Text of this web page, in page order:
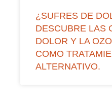
¿SUFRES DE
DESCUBRE LAS
DOLOR Y LA
COMO
ALTERNATIVO.